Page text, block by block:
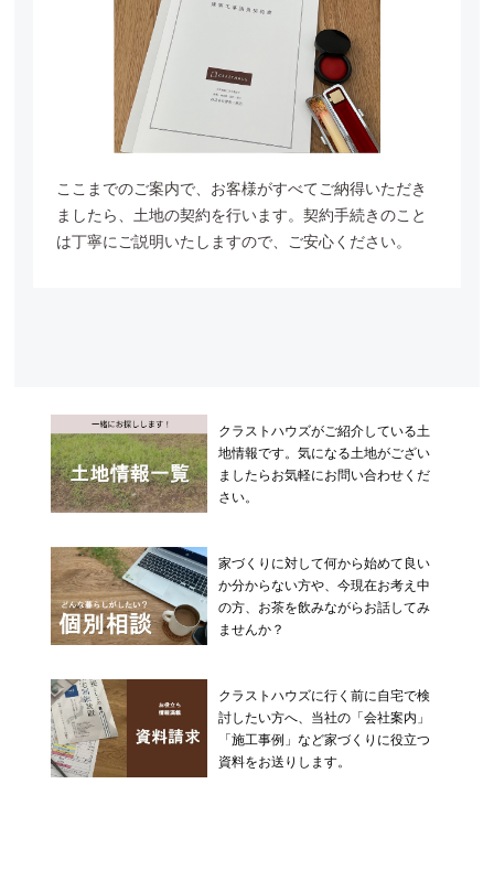
ここまでのご案内で、お客様がすべてご納得いただき
ましたら、 土地の契約を行います。契約手続きのこと
は丁寧にご説明いたしますので、 ご安心ください。
クラストハウズがご紹介している土
地情報です。気になる土地がござい
ましたらお気軽にお問い合わせくだ
さい。
家づくりに対して何から始めて良い
か分からない方や、今現在お考え中
の方、お茶を飲みながらお話してみ
ませんか？
クラストハウズに行く前に自宅で検
討したい方へ、当社の「会社案内」
「施工事例」など家づくりに役立つ
資料をお送りします。